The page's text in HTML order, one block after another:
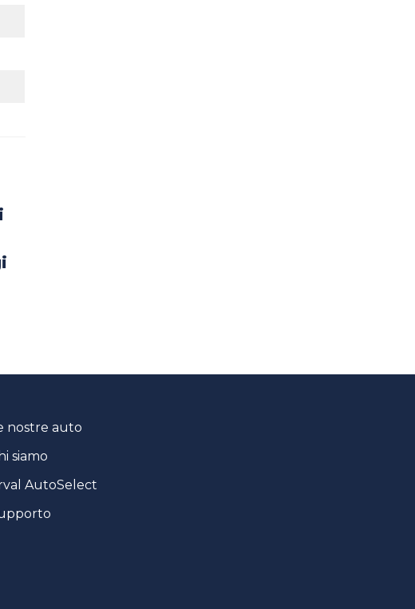
nostre auto
siamo
AutoSelect